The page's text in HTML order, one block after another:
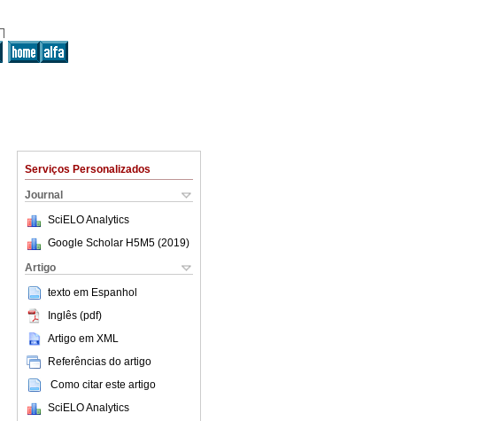
Serviços Personalizados
Journal
SciELO Analytics
Google Scholar H5M5 (2019)
Artigo
texto em Espanhol
Inglês (pdf)
Artigo em XML
Referências do artigo
Como citar este artigo
SciELO Analytics